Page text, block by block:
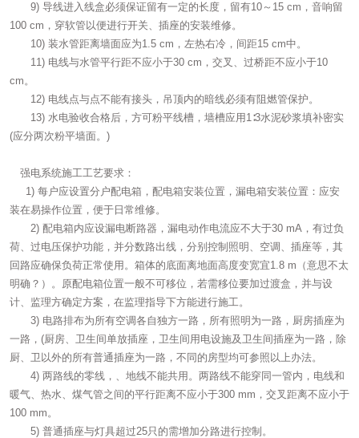
9) 导线进入线盒必须保证留有一定的长度，留有10～15 cm，音响留
100 cm，穿软管以便进行开关、插座的安装维修。
10) 装水管距离墙面应为1.5 cm，左热右冷，间距15 cm中。
11) 电线与水管平行距不应小于30 cm，交叉、过桥距不应小于10
cm。
12) 电线点与点不能有接头，吊顶内的暗线必须有阻燃管保护。
13) 水电验收合格后，方可粉平线槽，墙槽应用1∶3水泥砂浆填补密实
(应分两次粉平墙面。)
强电系统施工工艺要求：
1) 每户应设置分户配电箱，配电箱安装位置，漏电箱安装位置：应安
装在易操作位置，便于日常维修。
2) 配电箱内应设漏电断路器，漏电动作电流应不大于30 mA，有过负
荷、过电压保护功能，并分数路出线，分别控制照明、空调、插座等，其
回路应确保负荷正常使用。箱体的底面离地面高度变宽宜1.8 m（意思不太
明确？）。原配电箱位置一般不可移位，若需移位要加过渡盒，并与设
计、监理方确定方案，在监理指导下方能进行施工。
3) 电路排布为所有空调各自独方一路，所有照明为一路，厨房插座为
一路，(厨房、卫生间单放插座，卫生间用电设施及卫生间插座为一路，除
厨、卫以外的所有普通插座为一路，不同的房型均可参照以上办法。
4) 两路线的零线，、地线不能共用。两路线不能穿同一管内，电线和
暖气、热水、煤气管之间的平行距离不应小于300 mm，交叉距离不应小于
100 mm。
5) 普通插座与灯具超过25只的需增加分路进行控制。